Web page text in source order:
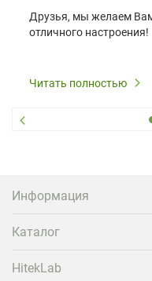
Друзья, мы желаем
отличного настроения!
Читать полностью
Информация
Каталог
HitekLab